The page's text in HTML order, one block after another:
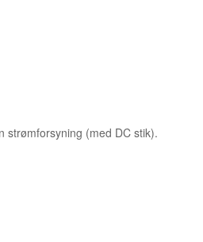
strømforsyning (med DC stik).